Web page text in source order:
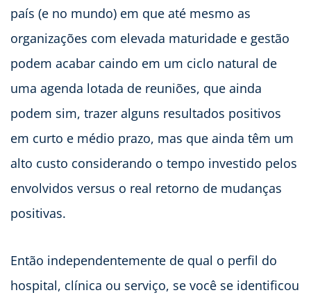
país (e no mundo) em que até mesmo as
organizações com elevada maturidade e gestão
podem acabar caindo em um ciclo natural de
uma agenda lotada de reuniões, que ainda
podem sim, trazer alguns resultados positivos
em curto e médio prazo, mas que ainda têm um
alto custo considerando o tempo investido pelos
envolvidos versus o real retorno de mudanças
positivas.
Então independentemente de qual o perfil do
hospital, clínica ou serviço, se você se identificou